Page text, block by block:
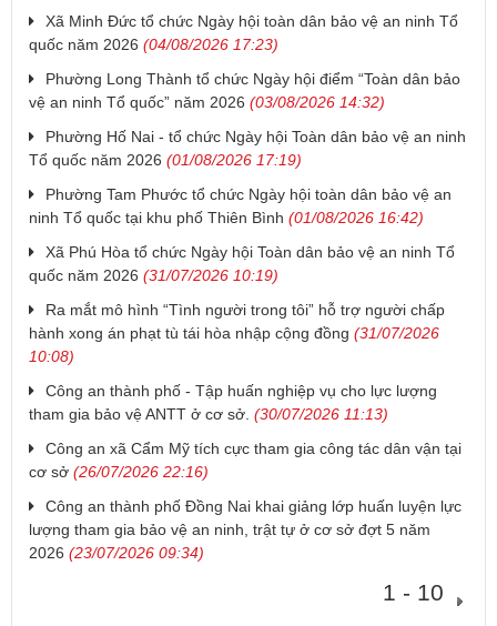
Xã Minh Đức tổ chức Ngày hội toàn dân bảo vệ an ninh Tổ
quốc năm 2026 (04/08/2026 17:23)
Phường Long Thành tổ chức Ngày hội điểm “Toàn dân bảo
vệ an ninh Tổ quốc” năm 2026 (03/08/2026 14:32)
Phường Hố Nai - tổ chức Ngày hội Toàn dân bảo vệ an ninh
Tổ quốc năm 2026 (01/08/2026 17:19)
Phường Tam Phước tổ chức Ngày hội toàn dân bảo vệ an
ninh Tổ quốc tại khu phố Thiên Bình (01/08/2026 16:42)
Xã Phú Hòa tổ chức Ngày hội Toàn dân bảo vệ an ninh Tổ
quốc năm 2026 (31/07/2026 10:19)
Ra mắt mô hình “Tình người trong tôi” hỗ trợ người chấp
hành xong án phạt tù tái hòa nhập cộng đồng (31/07/2026
10:08)
Công an thành phố - Tập huấn nghiệp vụ cho lực lượng
tham gia bảo vệ ANTT ở cơ sở. (30/07/2026 11:13)
Công an xã Cẩm Mỹ tích cực tham gia công tác dân vận tại
cơ sở (26/07/2026 22:16)
Công an thành phố Đồng Nai khai giảng lớp huấn luyện lực
lượng tham gia bảo vệ an ninh, trật tự ở cơ sở đợt 5 năm
2026 (23/07/2026 09:34)
1 - 10